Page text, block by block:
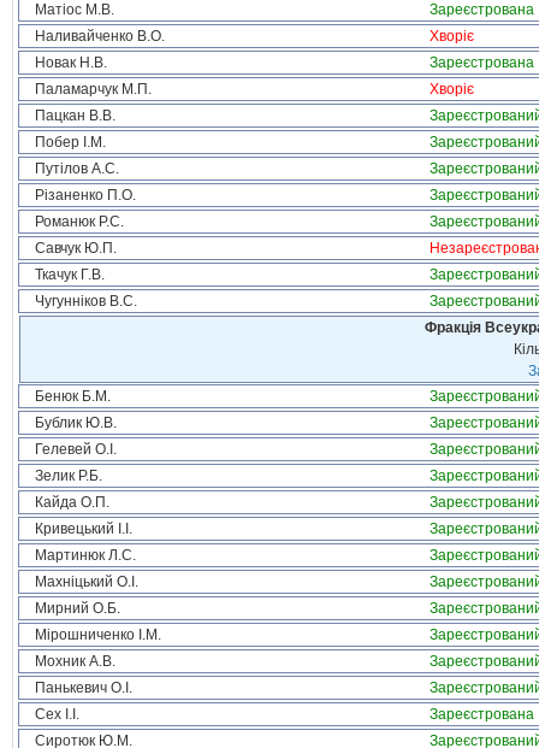
Матіос М.В.
Зареєстрована
Наливайченко В.О.
Хворіє
Новак Н.В.
Зареєстрована
Паламарчук М.П.
Хворіє
Пацкан В.В.
Побер І.М.
Путілов А.С.
Різаненко П.О.
Романюк Р.С.
Савчук Ю.П.
Ткачук Г.В.
Чугунніков В.С.
Фракція
Бенюк Б.М.
Бублик Ю.В.
Гелевей О.І.
Зелик Р.Б.
Кайда О.П.
Кривецький І.І.
Мартинюк Л.С.
Махніцький О.І.
Мирний О.Б.
Мірошниченко І.М.
Мохник А.В.
Панькевич О.І.
Сех І.І.
Зареєстрована
Сиротюк Ю.М.